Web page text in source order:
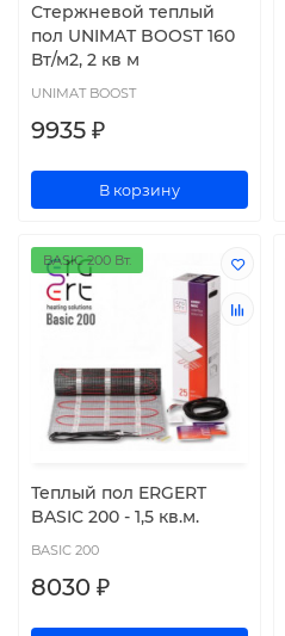
Стержневой теплый
пол UNIMAT BOOST 160
Вт/м2, 2 кв м
UNIMAT BOOST
9935 ₽
В корзину
BASIC 200 Вт.
Теплый пол ERGERT
BASIC 200 - 1,5 кв.м.
BASIC 200
8030 ₽